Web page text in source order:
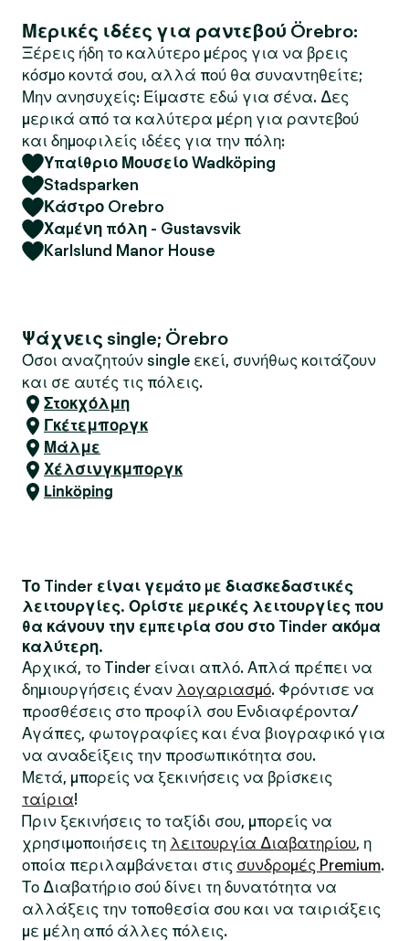
Μερικές ιδέες για ραντεβού Örebro:
Ξέρεις ήδη το καλύτερο μέρος για να βρεις
κόσμο κοντά σου, αλλά πού θα συναντηθείτε;
Μην ανησυχείς: Είμαστε εδώ για σένα. Δες
μερικά από τα καλύτερα μέρη για ραντεβού
και δημοφιλείς ιδέες για την πόλη:
Υπαίθριο Μουσείο Wadköping
Stadsparken
Κάστρο Orebro
Χαμένη πόλη - Gustavsvik
Karlslund Manor House
Ψάχνεις single; Örebro
Όσοι αναζητούν single εκεί, συνήθως κοιτάζουν
και σε αυτές τις πόλεις.
Στοκχόλμη
Γκέτεμποργκ
Μάλμε
Χέλσινγκμποργκ
Linköping
Το Tinder είναι γεμάτο με διασκεδαστικές
λειτουργίες. Ορίστε μερικές λειτουργίες που
θα κάνουν την εμπειρία σου στο Tinder ακόμα
καλύτερη.
Αρχικά, το Tinder είναι απλό. Απλά πρέπει να
δημιουργήσεις έναν λογαριασμό. Φρόντισε να
προσθέσεις στο προφίλ σου Ενδιαφέροντα/
Αγάπες, φωτογραφίες και ένα βιογραφικό για
να αναδείξεις την προσωπικότητα σου.
Μετά, μπορείς να ξεκινήσεις να βρίσκεις
ταίρια!
Πριν ξεκινήσεις το ταξίδι σου, μπορείς να
χρησιμοποιήσεις τη λειτουργία Διαβατηρίου, η
οποία περιλαμβάνεται στις συνδρομές Premium.
Το Διαβατήριο σού δίνει τη δυνατότητα να
αλλάξεις την τοποθεσία σου και να ταιριάξεις
με μέλη από άλλες πόλεις.